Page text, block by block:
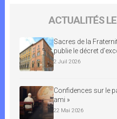
ACTUALITÉS
Sacres de la
publie le décret
2 Juil 2026
Confidences sur le
ami »
22 Mai 2026